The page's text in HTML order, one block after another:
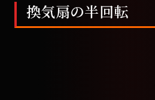
換気扇の半回転